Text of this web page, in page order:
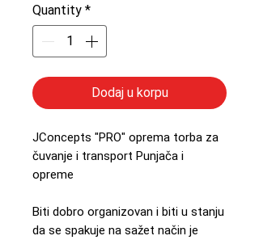
Quantity *
Dodaj u korpu
JConcepts "PRO" oprema torba za
čuvanje i transport Punjača i
opreme
Biti dobro organizovan i biti u stanju
da se spakuje na sažet način je